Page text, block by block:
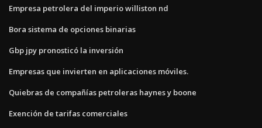
Empresa petrolera del imperio williston nd
Bora sistema de opciones binarias
Gbp jpy pronosticó la inversión
Empresas que invierten en aplicaciones móviles.
Quiebras de compañías petroleras haynes y boone
Exención de tarifas comerciales